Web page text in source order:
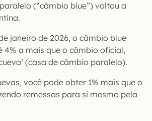
(“câmbio blue”) voltou a
janeiro de 2026, o câmbio blue
4% a mais que o câmbio oficial,
(casa de câmbio paralelo).
você pode obter 1% mais que o
remessas para si mesmo pela